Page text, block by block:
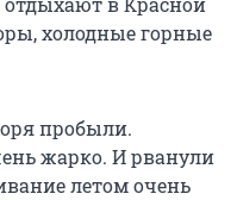
холодные горные
пробыли.
жарко. И рванули
летом очень